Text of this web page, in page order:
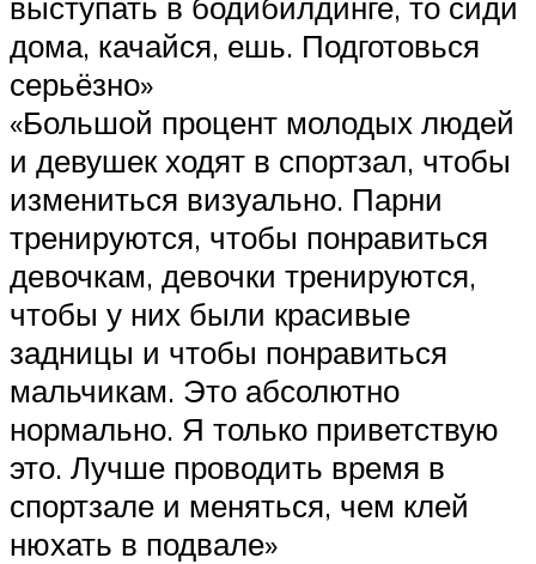
дома, качайся, ешь. Подготовься
серьёзно»
«Большой процент молодых людей
и девушек ходят в спортзал, чтобы
измениться визуально. Парни
тренируются, чтобы понравиться
девочкам, девочки тренируются,
чтобы у них были красивые
задницы и чтобы понравиться
мальчикам. Это абсолютно
нормально. Я только приветствую
это. Лучше проводить время в
спортзале и меняться, чем клей
нюхать в подвале»